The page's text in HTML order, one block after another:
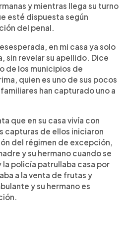
y mientras llega su turno
esté dispuesta según
del penal.
en mi casa ya solo
sin revelar su apellido. Dice
de los municipios de
quien es uno de sus pocos
han capturado uno a
que en su casa vivía con
capturas de ellos iniciaron
del régimen de excepción,
y su hermano cuando se
la policía patrullaba casa por
a la venta de frutas y
y su hermano es